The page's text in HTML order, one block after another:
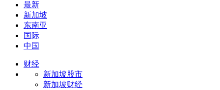
最新
新加坡
东南亚
国际
中国
财经
新加坡股市
新加坡财经